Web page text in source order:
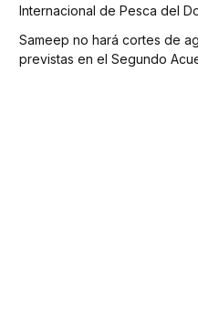
Internacional de Pesca del
Sameep no hará cortes de
previstas en el Segundo